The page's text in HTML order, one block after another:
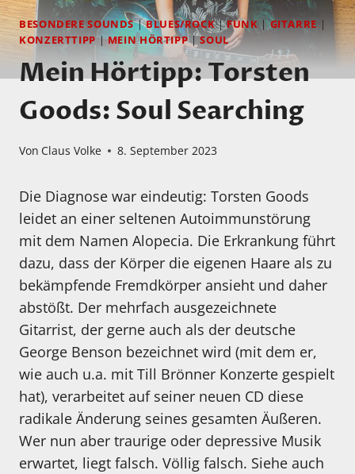
BESONDERE SOUNDS|BLUES/ROCK|FUNK |GITARRE |
KONZERTTIPP |MEIN HÖRTIPP|SOUL
Mein Hörtipp: Torsten
Goods: Soul Searching
Von Claus Volke 8. September 2023
Die Diagnose war eindeutig: Torsten Goods
leidet an einer seltenen Autoimmunstörung
mit dem Namen Alopecia. Die Erkrankung führt
dazu, dass der Körper die eigenen Haare als zu
bekämpfende Fremdkörper ansieht und daher
abstößt. Der mehrfach ausgezeichnete
Gitarrist, der gerne auch als der deutsche
George Benson bezeichnet wird (mit dem er,
wie auch u.a. mit Till Brönner Konzerte gespielt
hat), verarbeitet auf seiner neuen CD diese
radikale Änderung seines gesamten Äußeren.
Wer nun aber traurige oder depressive Musik
erwartet, liegt falsch. Völlig falsch. Siehe auch